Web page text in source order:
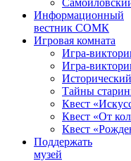
Информационный
вестник СОМК
Игровая комната
Игра-
Игра-
Тайны
Квест
Квест «От
Квест
Поддержать
музей